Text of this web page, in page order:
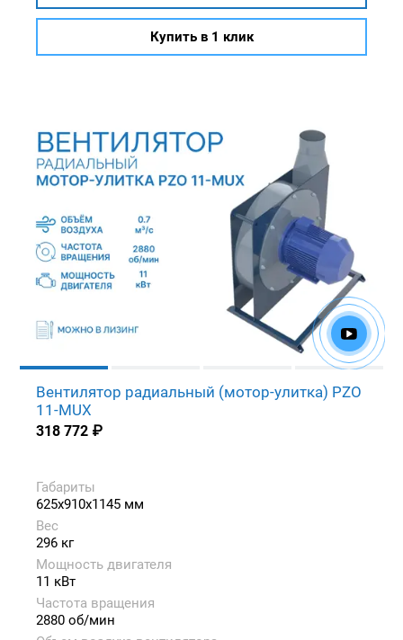
Купить в 1 клик
Вентилятор радиальный (мотор-улитка) PZO
11-MUX
318 772 ₽
Габариты
625x910x1145 мм
Вес
296 кг
Мощность двигателя
11 кВт
Частота вращения
2880 об/мин